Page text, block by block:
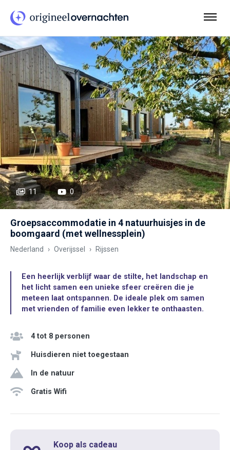
11 0
Groepsaccommodatie in 4 natuurhuisjes in de
boomgaard (met wellnessplein)
Nederland Overijssel Rijssen
Een heerlijk verblijf waar de stilte, het landschap en
het licht samen een unieke sfeer creëren die je
meteen laat ontspannen. De ideale plek om samen
met vrienden of familie even lekker te onthaasten.
4 tot 8 personen
Huisdieren niet toegestaan
In de natuur
Gratis Wifi
Koop als cadeau